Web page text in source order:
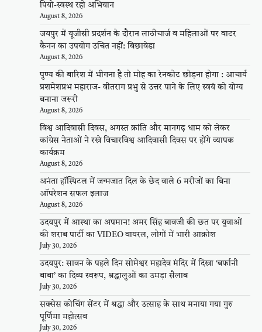
पियो-स्वस्थ रहो अभियान
August 8, 2026
जयपुर में यूजीसी प्रदर्शन के दौरान लाठीचार्ज व महिलाओं पर वाटर
कैनन का उपयोग उचित नहीं: बिछावेडा
August 8, 2026
पुण्य की बारिश में भीगना है तो मोह का रेनकोट छोड़ना होगा : आचार्य
प्रशमेशप्रभ महाराज- वीतराग प्रभु से उत्तर पाने के लिए स्वयं को योग्य
बनाना जरूरी
August 8, 2026
विश्व आदिवासी दिवस, अगस्त क्रांति और मानगढ़ धाम को लेकर
कांग्रेस नेताओं ने रखे विचारविश्व आदिवासी दिवस पर होंगे व्यापक
कार्यक्रम
August 8, 2026
अनंता हॉस्पिटल में जन्मजात दिल के छेद वाले 6 मरीजों का बिना
ऑपरेशन सफल इलाज
August 8, 2026
उदयपुर में आस्था का अपमान! अमर सिंह बावजी की छत पर युवाओं
की शराब पार्टी का VIDEO वायरल, लोगों में भारी आक्रोश
July 30, 2026
उदयपुर: सावन के पहले दिन सोमेश्वर महादेव मंदिर में दिखा ‘बर्फानी
बाबा’ का दिव्य स्वरूप, श्रद्धालुओं का उमड़ा सैलाब
July 30, 2026
सक्सेस कोचिंग सेंटर में श्रद्धा और उत्साह के साथ मनाया गया गुरु
पूर्णिमा महोत्सव
July 30, 2026